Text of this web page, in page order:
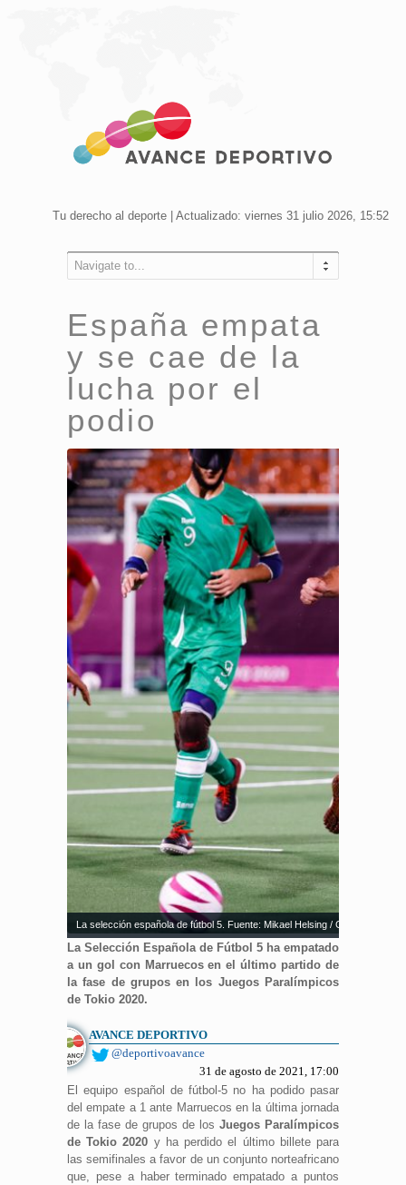
Tu derecho al deporte | Actualizado: viernes 31 julio 2026, 15:52
Navigate to...
España empata
y se cae de la
lucha por el
podio
La selección española de fútbol 5. Fuente: Mikael Helsing / CPE.
La Selección Española de Fútbol 5 ha empatado
a un gol con Marruecos en el último partido de
la fase de grupos en los Juegos Paralímpicos
de Tokio 2020.
AVANCE DEPORTIVO
@deportivoavance
31 de agosto de 2021, 17:00
El equipo español de fútbol-5 no ha podido pasar
del empate a 1 ante Marruecos en la última jornada
de la fase de grupos de los Juegos Paralímpicos
de Tokio 2020 y ha perdido el último billete para
las semifinales a favor de un conjunto norteafricano
que, pese a haber terminado empatado a puntos